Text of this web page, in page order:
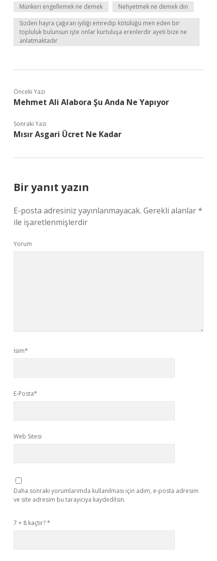
Münkeri engellemek ne demek
Nehyetmek ne demek din
Sizden hayra çağıran iyiliği emredip kötülüğü men eden bir
topluluk bulunsun işte onlar kurtuluşa erenlerdir ayeti bize ne
anlatmaktadır
Önceki Yazı
Mehmet Ali Alabora Şu Anda Ne Yapıyor
Sonraki Yazı
Mısır Asgari Ücret Ne Kadar
Bir yanıt yazın
E-posta adresiniz yayınlanmayacak. Gerekli alanlar*
ile işaretlenmişlerdir
Yorum
İsim*
E-Posta*
Web Sitesi
Daha sonraki yorumlarımda kullanılması için adım, e-posta adresim
ve site adresim bu tarayıcıya kaydedilsin.
7 + 8 kaçtır?*